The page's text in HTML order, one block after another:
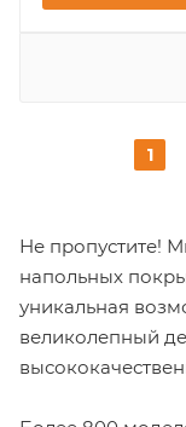
1
Не пропустите!
напольных
уникальная
великолепный